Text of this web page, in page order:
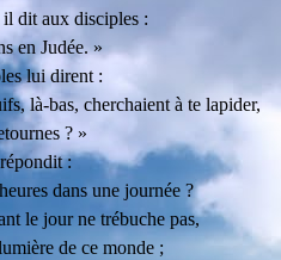
il dit aux disciples :
en Judée. »
lui dirent :
là-bas, cherchaient à te lapider,
? »
:
dans une journée ?
le jour ne trébuche pas,
de ce monde ;